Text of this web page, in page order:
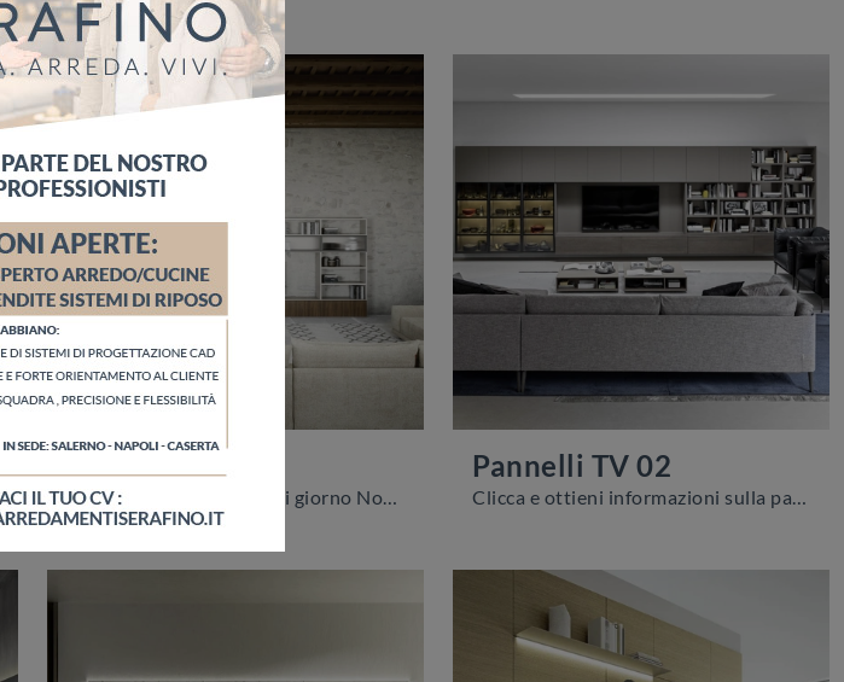
Wall 30 05
Pareti attrezzate e mobili giorno Novamobili: clicca e scopri il modello Wall 30 05 e potrai impreziosire stanze moderne di ogni tipo.
Pannelli TV 02
Clicca e ottieni informazioni sulla parete attrezzata Pannelli TV 02 della marca Novamobili: è la soluzione dalle linee moderne perfetta per te.